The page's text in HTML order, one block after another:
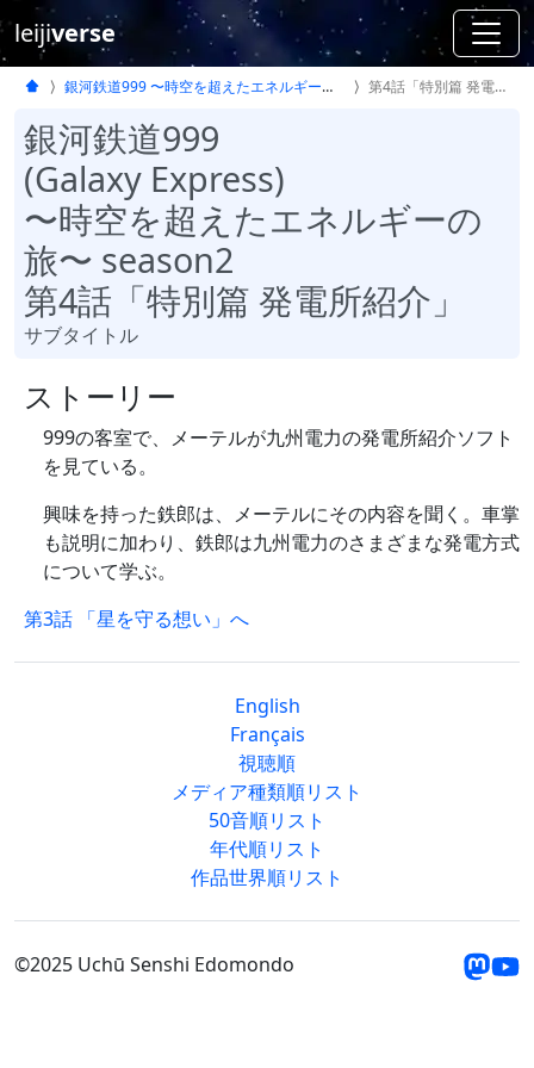
leijiverse
銀河鉄道999 〜時空を超えたエネルギーの旅〜 season2 第4話「特別篇 発電所紹介」
銀河鉄道999
(Galaxy Express)
〜時空を超えたエネルギーの
旅〜 season2
第4話「特別篇 発電所紹介」
サブタイトル
ストーリー
999の客室で、メーテルが九州電力の発電所紹介ソフト
を見ている。
興味を持った鉄郎は、メーテルにその内容を聞く。車掌
も説明に加わり、鉄郎は九州電力のさまざまな発電方式
について学ぶ。
第3話 「星を守る想い」へ
English
Français
視聴順
メディア種類順リスト
50音順リスト
年代順リスト
作品世界順リスト
©2025 Uchū Senshi Edomondo